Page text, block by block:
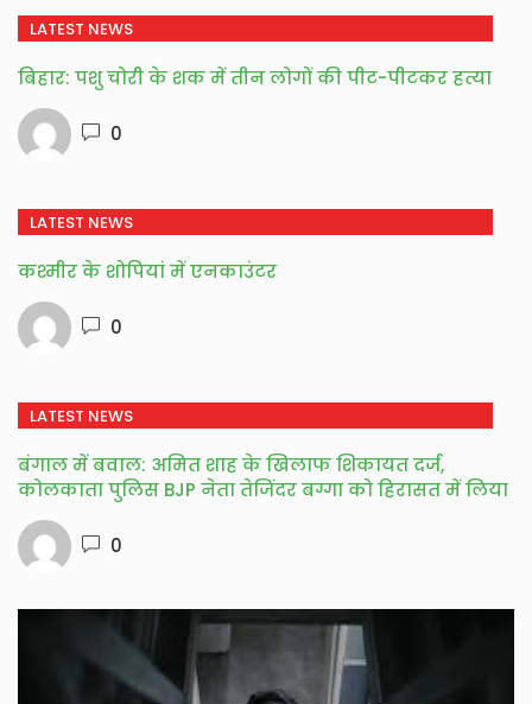
LATEST NEWS
बिहार: पशु चोरी के शक में तीन लोगों की पीट-पीटकर हत्या
0
LATEST NEWS
कश्मीर के शोपियां में एनकाउंटर
0
LATEST NEWS
बंगाल में बवाल: अमित शाह के खिलाफ शिकायत दर्ज,
कोलकाता पुलिस BJP नेता तेजिंदर बग्गा को हिरासत में लिया
0